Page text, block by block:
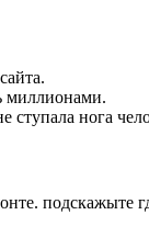
миллионами.
ступала нога
подскажыте